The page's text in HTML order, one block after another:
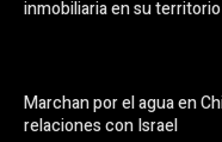
inmobiliaria en su territorio
Marchan por el agua en
relaciones con Israel